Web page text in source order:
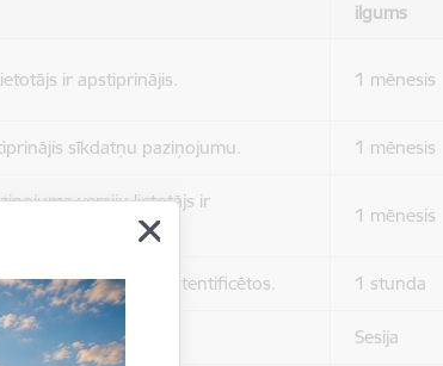
ilgums
ir apstiprinājis. 1 mēnesis
sīkdatņu paziņojumu. 1 mēnesis
versiju lietotājs ir
1 mēnesis
lai autentificētos. 1 stunda
dalīšanas viedokļa. Sesija